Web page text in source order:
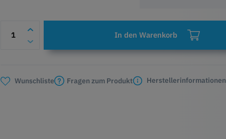
In den Warenkorb
Wunschliste Fragen zum Produkt Herstellerinformationen